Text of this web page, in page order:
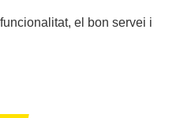
el bon servei i